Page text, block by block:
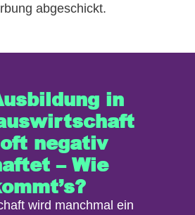
abgeschickt.
in
negativ
– Wie
wird manchmal ein